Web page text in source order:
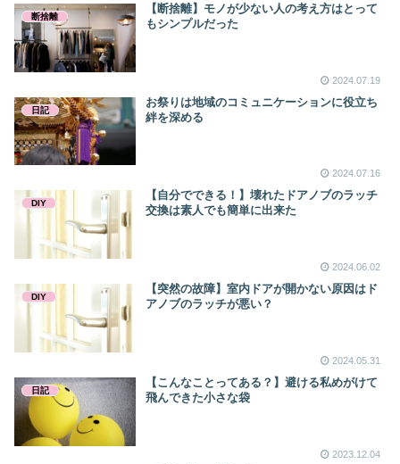
断捨離
【断捨離】モノが少ない人の考え方はとって
もシンプルだった
2024.07.19
日記
お祭りは地域のコミュニケーションに役立ち
絆を深める
2024.07.16
DIY
【自分でできる！】壊れたドアノブのラッチ
交換は素人でも簡単に出来た
2024.06.02
DIY
【突然の故障】室内ドアが開かない原因はド
アノブのラッチが悪い？
2024.05.31
日記
【こんなことってある？】避ける私めがけて
飛んできた小さな袋
2023.12.04